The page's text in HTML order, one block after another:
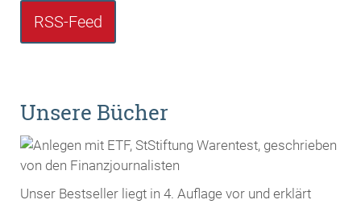
RSS-Feed
Unsere Bücher
Unser Bestseller liegt in 4. Auflage vor und erklärt